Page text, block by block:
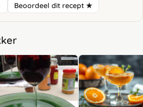
Beoordeel dit recept ★